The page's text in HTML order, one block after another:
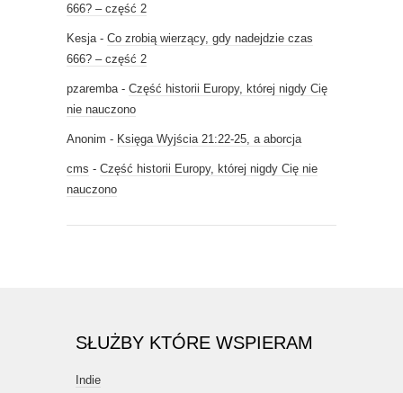
666? – część 2
Kesja - Co zrobią wierzący, gdy nadejdzie czas
666? – część 2
pzaremba - Część historii Europy, której nigdy Cię
nie nauczono
Anonim - Księga Wyjścia 21:22-25, a aborcja
cms - Część historii Europy, której nigdy Cię nie
nauczono
SŁUŻBY KTÓRE WSPIERAM
Indie